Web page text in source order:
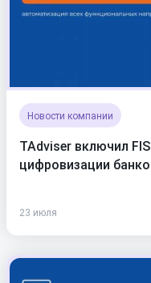
Новости компании
TAdviser включил
цифровизации
23 июля